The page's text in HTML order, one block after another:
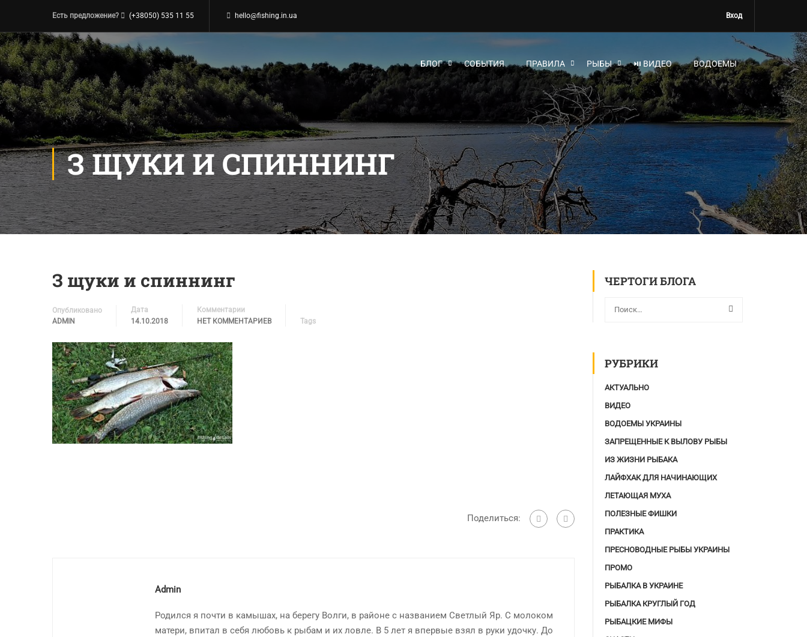
Есть предложение? (+38050) 535 11 55 hello@fishing.in.ua Вход
БЛОГ СОБЫТИЯ ПРАВИЛА РЫБЫ ⏯ ВИДЕО ВОДОЕМЫ
З ЩУКИ И СПИННИНГ
З щуки и спиннинг
Опубликовано
ADMIN
Дата
14.10.2018
Комментарии
НЕТ КОММЕНТАРИЕВ
Tags
Поделиться:
Admin
Родился я почти в камышах, на берегу Волги, в районе с названием Светлый Яр. С молоком
матери, впитал в себя любовь к рыбам и их ловле. В 5 лет я впервые взял в руки удочку. До
ЧЕРТОГИ БЛОГА
РУБРИКИ
АКТУАЛЬНО
ВИДЕО
ВОДОЕМЫ УКРАИНЫ
ЗАПРЕЩЕННЫЕ К ВЫЛОВУ РЫБЫ
ИЗ ЖИЗНИ РЫБАКА
ЛАЙФХАК ДЛЯ НАЧИНАЮЩИХ
ЛЕТАЮЩАЯ МУХА
ПОЛЕЗНЫЕ ФИШКИ
ПРАКТИКА
ПРЕСНОВОДНЫЕ РЫБЫ УКРАИНЫ
ПРОМО
РЫБАЛКА В УКРАИНЕ
РЫБАЛКА КРУГЛЫЙ ГОД
РЫБАЦКИЕ МИФЫ